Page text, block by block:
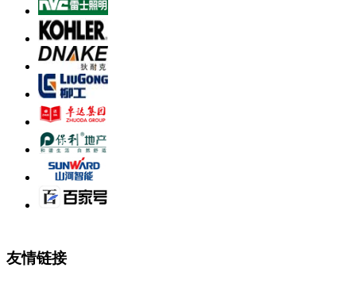
友情链接